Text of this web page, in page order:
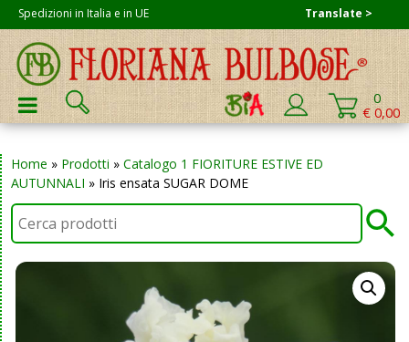
Skip
to
content
Spedizioni in Italia e in UE
Cerca:
0
€ 0,00
PRIMARY MENU
Home » Prodotti » Catalogo 1 FIORITURE ESTIVE ED
AUTUNNALI » Iris ensata SUGAR DOME
Translate >